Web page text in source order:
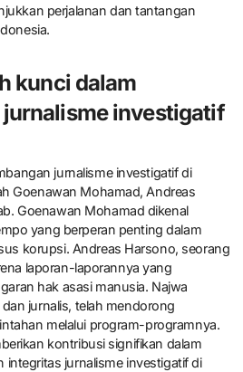
perjalanan dan tantangan
kunci dalam
investigatif
jurnalisme investigatif di
Goenawan Mohamad, Andreas
Goenawan Mohamad dikenal
yang berperan penting dalam
korupsi. Andreas Harsono, seorang
laporan-laporannya yang
hak asasi manusia. Najwa
jurnalis, telah mendorong
melalui program-programnya.
kontribusi signifikan dalam
integritas jurnalisme investigatif di